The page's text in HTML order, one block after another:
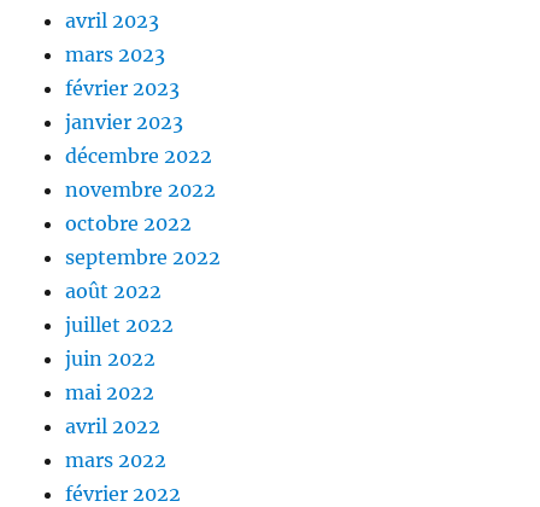
avril 2023
mars 2023
février 2023
janvier 2023
décembre 2022
novembre 2022
octobre 2022
septembre 2022
août 2022
juillet 2022
juin 2022
mai 2022
avril 2022
mars 2022
février 2022